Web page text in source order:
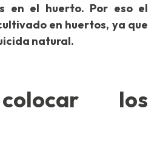
en el huerto. Por eso el
en huertos, ya que
natural.
los